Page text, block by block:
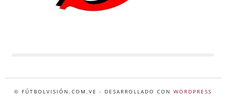
© FÚTBOLVISIÓN.COM.VE - DESARROLLADO CON WORDPRESS